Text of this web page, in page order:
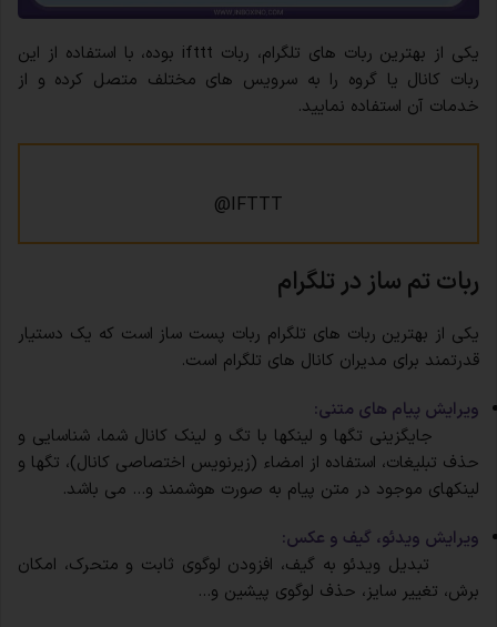
یکی از بهترین ربات های تلگرام، ربات ifttt بوده، با استفاده از این
ربات کانال یا گروه را به سرویس های مختلف متصل کرده و از
خدمات آن استفاده نمایید.
IFTTT@
ربات تم ساز در تلگرام
یکی از بهترین ربات های تلگرام ربات پست ساز است که یک دستیار
قدرتمند برای مدیران کانال های تلگرام است.
ویرایش پیام های متنی:
جایگزینی تگها و لینکها با تگ و لینک کانال شما، شناسایی و
حذف تبلیغات، استفاده از امضاء (زیرنویس اختصاصی کانال)، تگها و
لینکهای موجود در متن پیام به صورت هوشمند و… می باشد.
ویرایش ویدئو، گیف و عکس:
تبدیل ویدئو به گیف، افزودن لوگوی ثابت و متحرک، امکان
برش، تغییر سایز، حذف لوگوی پیشین و…